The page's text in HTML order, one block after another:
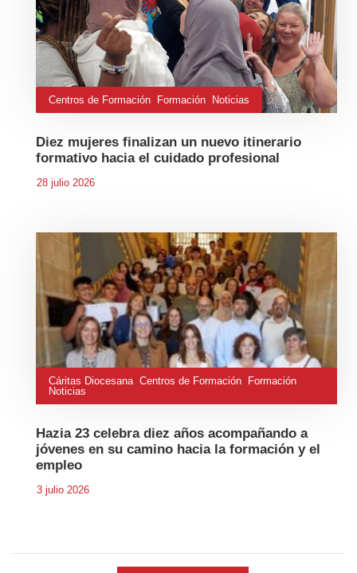
Centros de Formación, Formación, Noticias
Diez mujeres finalizan un nuevo itinerario
formativo hacia el cuidado profesional
28 julio 2026
Cáritas Diocesana, Centros de Formación, Formación,
Noticias
Hazia 23 celebra diez años acompañando a
jóvenes en su camino hacia la formación y el
empleo
3 julio 2026